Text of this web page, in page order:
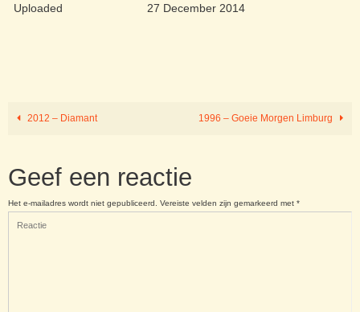
Uploaded 27 December 2014
2012 – Diamant 1996 – Goeie Morgen Limburg
Geef een reactie
Het e-mailadres wordt niet gepubliceerd. Vereiste velden zijn gemarkeerd met *